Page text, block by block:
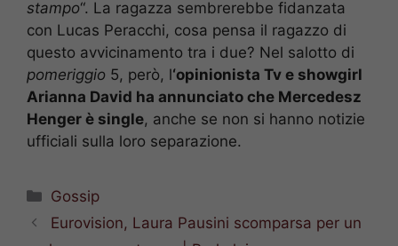
stampo“. La ragazza sembrerebbe fidanzata
con Lucas Peracchi, cosa pensa il ragazzo di
questo avvicinamento tra i due? Nel salotto di
pomeriggio 5, però, l‘opinionista Tv e showgirl
Arianna David ha annunciato che Mercedesz
Henger è single, anche se non si hanno notizie
ufficiali sulla loro separazione.
Categorie
Gossip
Eurovision, Laura Pausini scomparsa per un